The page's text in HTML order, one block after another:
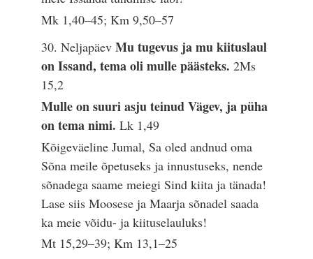
Mk 1,40–45; Km 9,50–57
30. NeljapäevMu tugevus ja mu kiituslaul
on Issand, tema oli mulle päästeks.2Ms
15,2
Mulle on suuri asju teinud Vägev, ja püha
on tema nimi.Lk 1,49
Kõigeväeline Jumal, Sa oled andnud oma
Sõna meile õpetuseks ja innustuseks, nende
sõnadega saame meiegi Sind kiita ja tänada!
Lase siis Moosese ja Maarja sõnadel saada
ka meie võidu- ja kiituselauluks!
Mt 15,29–39; Km 13,1–25